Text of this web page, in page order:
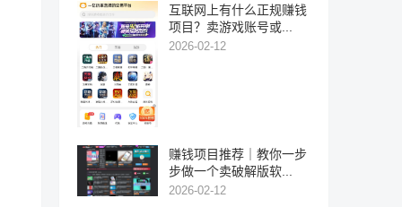
互联网上有什么正规赚钱
项目？卖游戏账号或...
2026-02-12
赚钱项目推荐｜教你一步
步做一个卖破解版软...
2026-02-12